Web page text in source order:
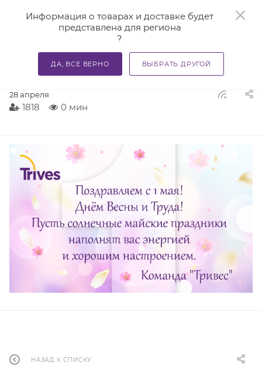
Информация о товарах и доставке будет
представлена для региона
?
ДА, ВСЕ ВЕРНО ВЫБРАТЬ ДРУГОЙ
Главная — О компании — Новости — Поздравляем с 1
Поздравляем с 1 мая!
28 апреля
1818 0 мин
НАЗАД К СПИСКУ